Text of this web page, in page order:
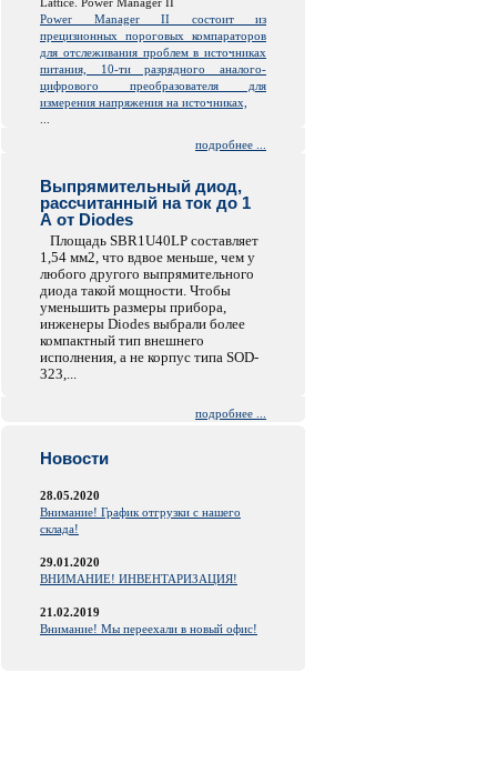
Power Manager II состоит из
прецизионных пороговых компараторов
для отслеживания проблем в источниках
питания, 10-ти разрядного аналого-
цифрового преобразователя для
измерения напряжения на источниках,
подробнее ...
Выпрямительный диод,
рассчитанный на ток до 1
А от Diodes
Площадь SBR1U40LP составляет
1,54 мм2, что вдвое меньше, чем у
любого другого выпрямительного
диода такой мощности. Чтобы
уменьшить размеры прибора,
инженеры Diodes выбрали более
компактный тип внешнего
исполнения, а не корпус типа SOD-
323,...
подробнее ...
Новости
28.05.2020
Внимание! График отгрузки с нашего
склада!
29.01.2020
ВНИМАНИЕ! ИНВЕНТАРИЗАЦИЯ!
21.02.2019
Внимание! Мы переехали в новый офис!